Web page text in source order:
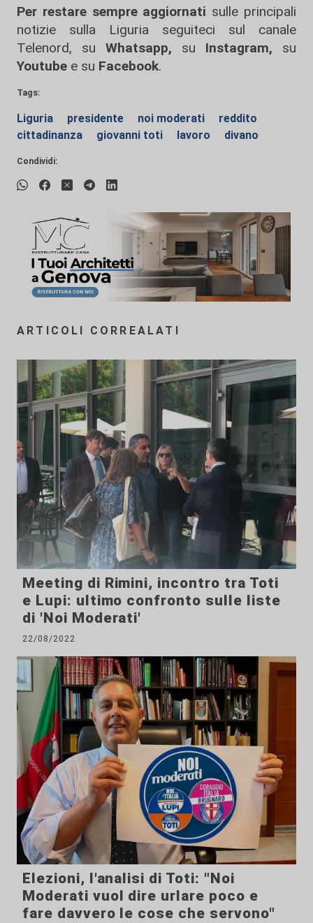
Per restare sempre aggiornati sulle principali
notizie sulla Liguria seguiteci sul canale
Telenord, su
Whatsapp, su Instagram, su
Youtube e su Facebook.
Tags:
Liguria presidente noi moderati
reddito
cittadinanza
giovanni toti lavoro divano
Condividi:
ARTICOLI CORREALATI
Meeting di Rimini, incontro tra Toti
e Lupi: ultimo confronto sulle liste
di 'Noi Moderati'
22/08/2022
Elezioni, l'analisi di Toti: "Noi
Moderati vuol dire urlare poco e
fare davvero le cose che servono"